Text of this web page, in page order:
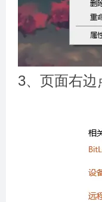
3、页面右